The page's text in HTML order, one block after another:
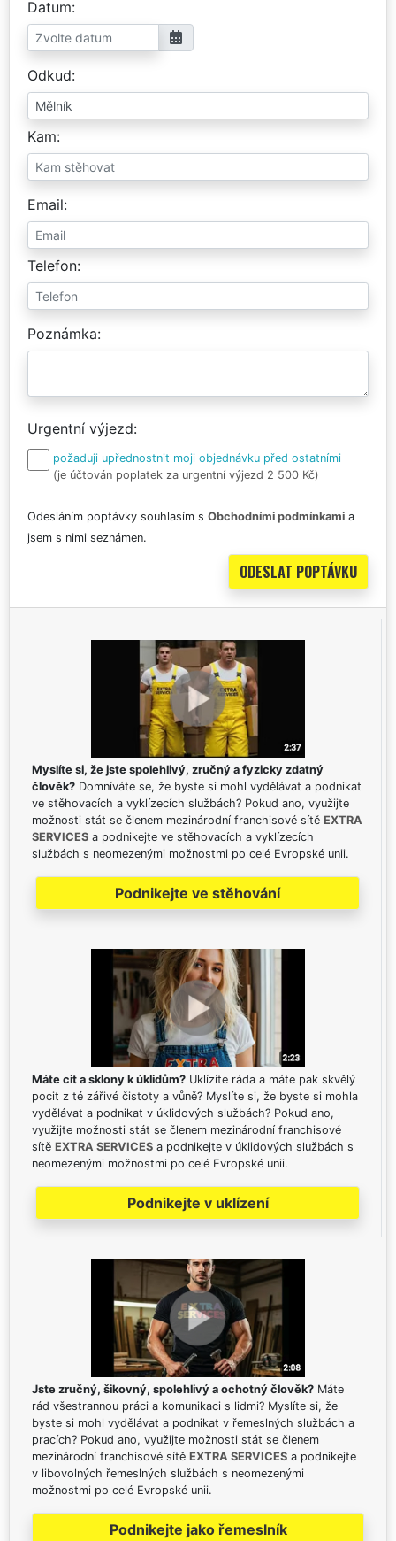
Datum
Odkud
Kam
Email
Telefon
Poznámka
Urgentní výjezd
požaduji upřednostnit moji objednávku před ostatními
(je účtován poplatek za urgentní výjezd 2 500 Kč)
Odesláním poptávky souhlasím s Obchodními podmínkami a
jsem s nimi seznámen.
Myslíte si, že jste spolehlivý, zručný a fyzicky zdatný
člověk? Domníváte se, že byste si mohl vydělávat a podnikat
ve stěhovacích a vyklízecích službách? Pokud ano, využijte
možnosti stát se členem mezinárodní franchisové sítě EXTRA
SERVICES a podnikejte ve stěhovacích a vyklízecích
službách s neomezenými možnostmi po celé Evropské unii.
Podnikejte ve stěhování
Máte cit a sklony k úklidům? Uklízíte ráda a máte pak skvělý
pocit z té zářivé čistoty a vůně? Myslíte si, že byste si mohla
vydělávat a podnikat v úklidových službách? Pokud ano,
využijte možnosti stát se členem mezinárodní franchisové
sítě EXTRA SERVICES a podnikejte v úklidových službách s
neomezenými možnostmi po celé Evropské unii.
Podnikejte v uklízení
Jste zručný, šikovný, spolehlivý a ochotný člověk? Máte
rád všestrannou práci a komunikaci s lidmi? Myslíte si, že
byste si mohl vydělávat a podnikat v řemeslných službách a
pracích? Pokud ano, využijte možnosti stát se členem
mezinárodní franchisové sítě EXTRA SERVICES a podnikejte
v libovolných řemeslných službách s neomezenými
možnostmi po celé Evropské unii.
Podnikejte jako řemeslník